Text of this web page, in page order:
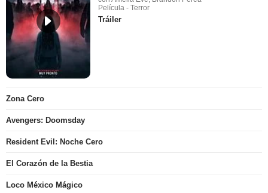
Película - Terror
Tráiler
Zona Cero
Avengers: Doomsday
Resident Evil: Noche Cero
El Corazón de la Bestia
Loco México Mágico